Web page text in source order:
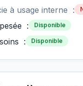
à usage interne :
: Disponible
: Disponible